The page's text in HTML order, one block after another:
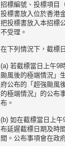
招標編號、投標項目
投標書放入位於香港
把投標書放入本招標
不受理。
在下列情況下，截標
(a) 若截標當日上午9
颱風後的極端情況」
府公布的「超強颱風
的極端情況」的公布
布。
(b) 如在截標當日上
布延遲截標日期及時
間。公布事項會在政